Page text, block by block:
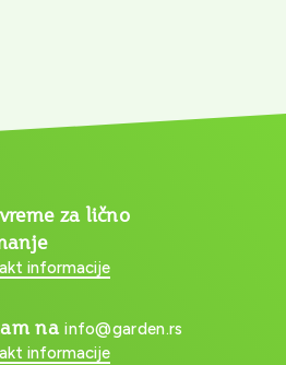
za lično
informacije
nainfo@garden.rs
informacije